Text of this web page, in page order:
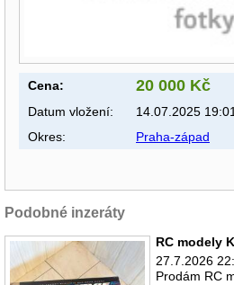
Cena: 20 000 Kč
Datum vložení:
14.07.2025
Okres:
Praha-západ
Podobné inzeráty
RC modely
27.7.2026
Prodám RC